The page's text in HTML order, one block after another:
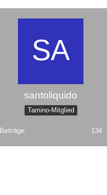
santoliquido
Tamino-Mitglied
Beiträge 134